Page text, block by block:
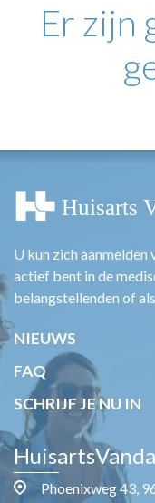
NHG
LHV
Er zijn
U kun zich aanmelden
actief bent in de
belangstellenden of
NIEUWS
FAQ
SCHRIJF JE NU IN
Phoenixweg 43,